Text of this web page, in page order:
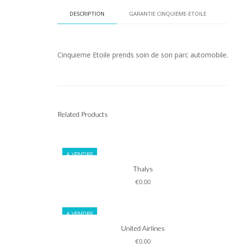
DESCRIPTION GARANTIE CINQUIEME-ETOILE
Cinquieme Etoile prends soin de son parc automobile.
Related Products
A VENDRE
Informations
Thalys
€0.00
A VENDRE
Informations
United Airlines
€0.00